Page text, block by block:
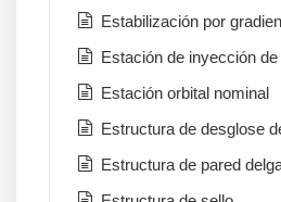
Estabilización por
Estación de inyección de
Estación orbital nominal
Estructura de desglose
Estructura de pared